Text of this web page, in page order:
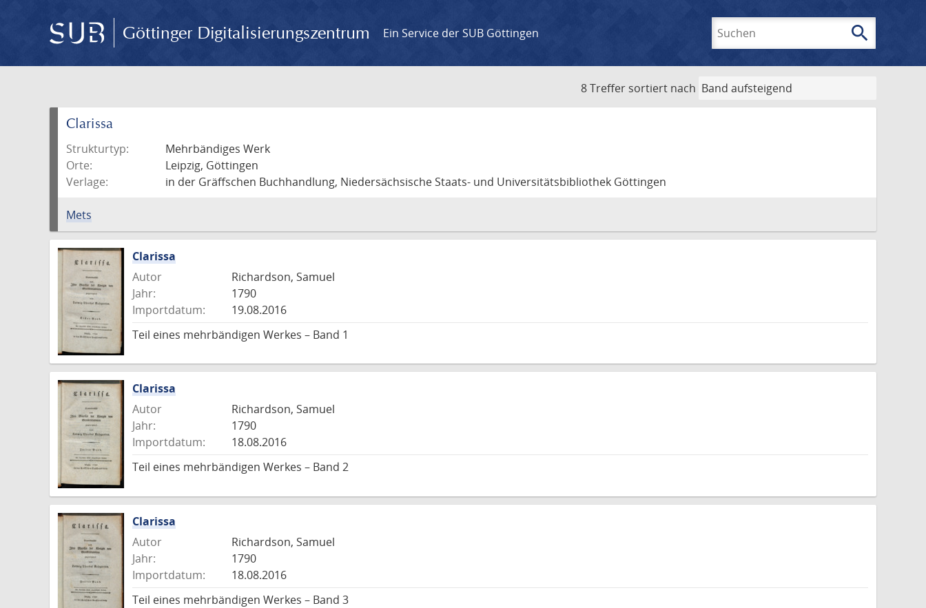
Göttinger Digitalisierungszentrum Ein Service der SUB Göttingen search
8 Treffer sortiert nach
Clarissa
Strukturtyp:
Mehrbändiges Werk
Orte:
Leipzig, Göttingen
Verlage:
in der Gräffschen Buchhandlung, Niedersächsische Staats- und Universitätsbibliothek Göttingen
Mets
Clarissa
Autor
Richardson, Samuel
Jahr:
1790
Importdatum:
19.08.2016
Teil eines mehrbändigen Werkes – Band 1
Clarissa
Autor
Richardson, Samuel
Jahr:
1790
Importdatum:
18.08.2016
Teil eines mehrbändigen Werkes – Band 2
Clarissa
Autor
Richardson, Samuel
Jahr:
1790
Importdatum:
18.08.2016
Teil eines mehrbändigen Werkes – Band 3